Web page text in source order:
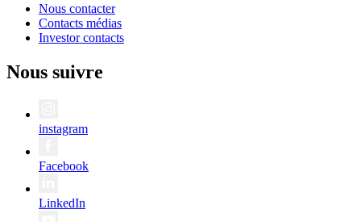
Nous contacter
Contacts médias
Investor contacts
Nous suivre
instagram
Facebook
LinkedIn